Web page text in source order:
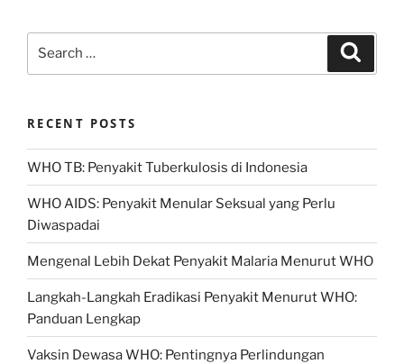
RECENT POSTS
WHO TB: Penyakit Tuberkulosis di Indonesia
WHO AIDS: Penyakit Menular Seksual yang Perlu
Diwaspadai
Mengenal Lebih Dekat Penyakit Malaria Menurut WHO
Langkah-Langkah Eradikasi Penyakit Menurut WHO:
Panduan Lengkap
Vaksin Dewasa WHO: Pentingnya Perlindungan